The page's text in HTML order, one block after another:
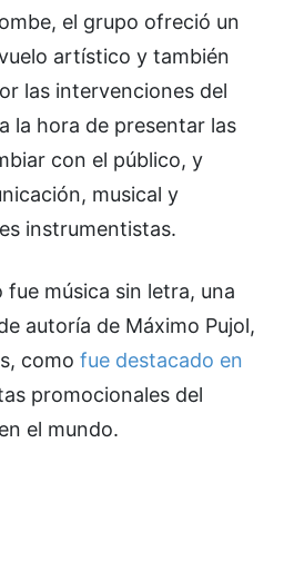
el grupo ofreció un
artístico y también
las intervenciones del
la hora de presentar las
con el público, y
musical y
instrumentistas.
música sin letra, una
autoría de Máximo Pujol,
como fue destacado en
promocionales del
el mundo.